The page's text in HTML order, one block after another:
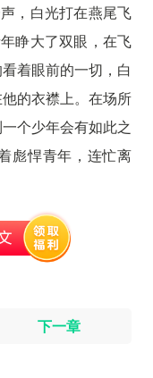
，白光打在燕尾飞
睁大了双眼，在飞
着眼前的一切，白
的衣襟上。在场所
个少年会有如此之
彪悍青年，连忙离
下一章